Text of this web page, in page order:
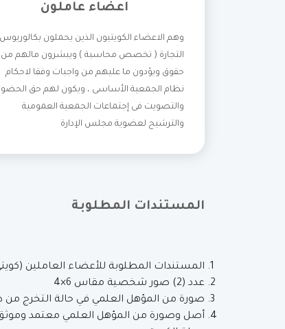
اعضاء عاملون
وهم الاعضاء الكويتيون الذين يحملون بكالوريوس
التجارة ( تخصص محاسبة ) ويبشرون مالهم من
حقوق ويؤدون ما عليهم من واجبات وفقا لاحكام
نظام الجمعية الأساسى ، ويكون لهم حق
والتصويت فى إجتماعات الجمعية العمومية
والترشيح لعضوية مجلس الإدارة
المستندات المطلوبة
المستندات المطلوبة للأعضاء العاملين
عدد (2) صور شخصية مقاس 6×4
صورة من المؤهل العلمي في حالة التخرج من
أصل وصورة من المؤهل العلمي معتمد وموثق